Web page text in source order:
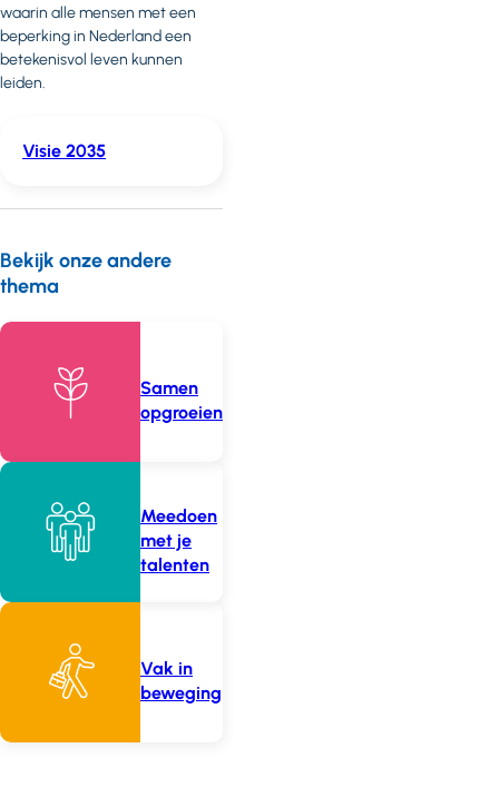
waarin alle mensen met een
beperking in Nederland een
betekenisvol leven kunnen
leiden.
Visie 2035
Bekijk onze andere
thema
Samen
opgroeien
Meedoen
met je
talenten
Vak in
beweging